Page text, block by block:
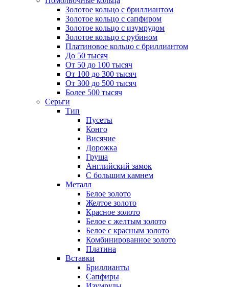
Золотое кольцо с бриллиантом
Золотое кольцо с сапфиром
Золотое кольцо с изумрудом
Золотое кольцо с рубином
Платиновое кольцо с бриллиантом
До 50 тысяч
От 50 до 100 тысяч
От 100 до 300 тысяч
От 300 до 500 тысяч
Более 500 тысяч
Серьги
Тип
Пусеты
Конго
Висячие
Дорожка
Груша
Английский замок
С большим камнем
Металл
Белое золото
Желтое золото
Красное золото
Белое с желтым золото
Белое с красным золото
Комбинированное золото
Платина
Вставки
Бриллианты
Сапфиры